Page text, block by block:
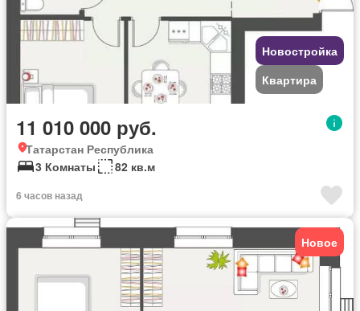
Новостройка
Квартира
11 010 000 руб.
Татарстан Республика
3 Комнаты
82 кв.м
6 часов назад
Новое